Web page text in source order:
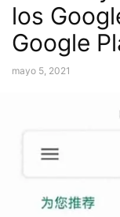
los
Google
mayo 5, 2021